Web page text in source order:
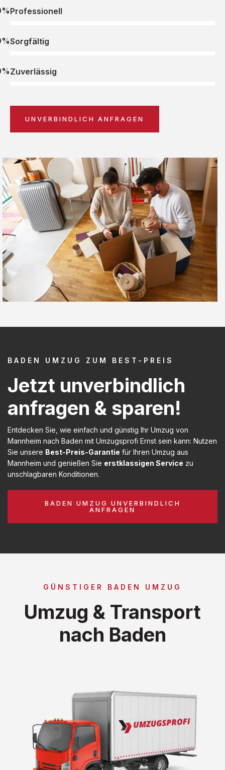
Professionell
Sorgfältig
Zuverlässig
UNVERBINDLICH ANFRAGEN
BADEN UMZUG ZUM BEST-PREIS
Jetzt unverbindlich
anfragen & sparen!
Entdecken Sie, wie einfach und günstig Ihr Umzug von
Mannheim nach Baden mit Umzugsprofi Ernst sein kann: Nutzen
Sie unsere Best-Preis-Garantie für Ihren Umzug aus
Mannheim und genießen Sie erstklassigen Service zu
unschlagbaren Konditionen.
BADEN UMZUG UNVERBINDLICH
ANFRAGEN
GÜNSTIGER BADEN UMZUG
Umzug & Transport
nach Baden